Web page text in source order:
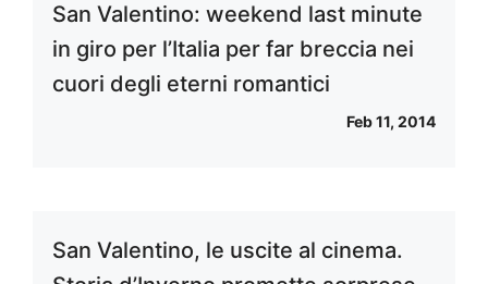
San Valentino: weekend last minute
in giro per l’Italia per far breccia nei
cuori degli eterni romantici
Feb 11, 2014
San Valentino, le uscite al cinema.